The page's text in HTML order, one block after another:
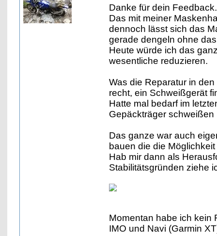
Danke für dein
Das mit meiner
dennoch lässt sich das
gerade dengeln ohne
Heute würde ich das
wesentliche reduzieren.
Was die Reparatur in
recht, ein Schweißgerät
Hatte mal bedarf im
Gepäckträger schweißen
Das ganze war auch
bauen die die
Hab mir dann als
Stabilitätsgründen ziehe
Momentan habe ich kein
IMO und Navi (Garmin